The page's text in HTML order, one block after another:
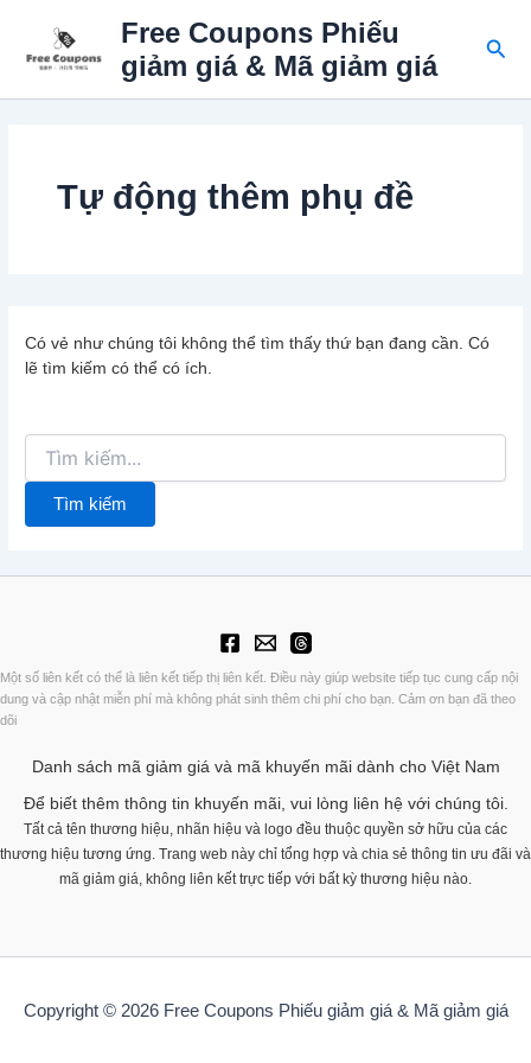
Free Coupons Phiếu
giảm giá & Mã giảm giá
Tìm
Tự động thêm phụ đề
Có vẻ như chúng tôi không thể tìm thấy thứ bạn đang cần. Có
lẽ tìm kiếm có thể có ích.
kiếm:
Một số liên kết có thể là liên kết tiếp thị liên kết. Điều này giúp website tiếp tục cung cấp nội
dung và cập nhật miễn phí mà không phát sinh thêm chi phí cho bạn. Cảm ơn bạn đã theo
dõi
Danh sách mã giảm giá và mã khuyến mãi dành cho Việt Nam
Để biết thêm thông tin khuyến mãi, vui lòng liên hệ với chúng tôi.
Tất cả tên thương hiệu, nhãn hiệu và logo đều thuộc quyền sở hữu của các
thương hiệu tương ứng. Trang web này chỉ tổng hợp và chia sẻ thông tin ưu đãi và
mã giảm giá, không liên kết trực tiếp với bất kỳ thương hiệu nào.
Copyright © 2026 Free Coupons Phiếu giảm giá & Mã giảm giá